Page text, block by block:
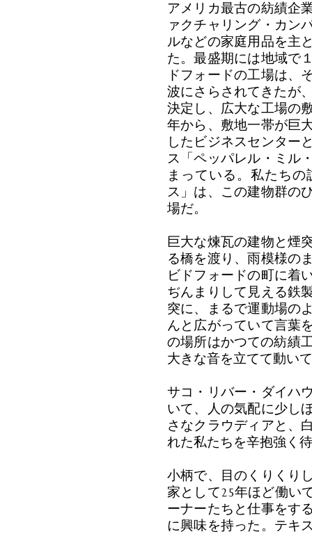
アメリカ最古の紡績企
ァクチャリング・カン
ルなどの家庭用品を主
た。最盛期には地域で
ドフォードの工場は、
波にさらされてきたが
決定し、広大な工場の
年から、敷地一帯が巨
したビジネスセンター
ス「ペッパレル・ミル
まっている。私たち
ス」は、この建物群の
場だ。
巨大な煉瓦の建物と煙
る橋を渡り、雨模様の
ビドフォードの町に着
ぢんまりして見える鉄
突に、まるで運動場の
んと広がっていて言葉
の場所はかつての紡績
大きな音を立てて動い
サコ・リバー・ダイハ
いて、人の気配に少し
さなクラウディアと、
れた私たちを辛抱強く
小柄で、目のくりくり
家として25年ほど働い
ーナーたちと仕事をす
に興味を持った。テキ